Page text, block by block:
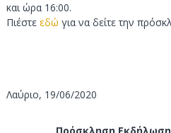
και ώρα 16:00.
Πιέστε εδώ για να δείτε την
Λαύριο, 19/06/2020